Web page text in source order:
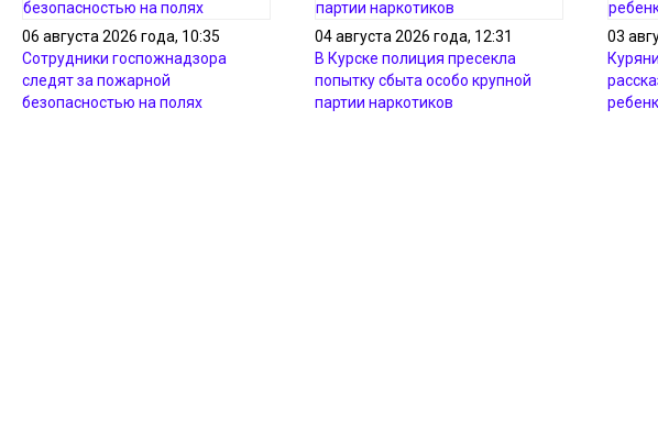
06 августа 2026 года, 10:35
Сотрудники госпожнадзора
следят за пожарной
безопасностью на полях
04 августа 2026 года, 12:31
В Курске полиция пресекла
попытку сбыта особо крупной
партии наркотиков
03